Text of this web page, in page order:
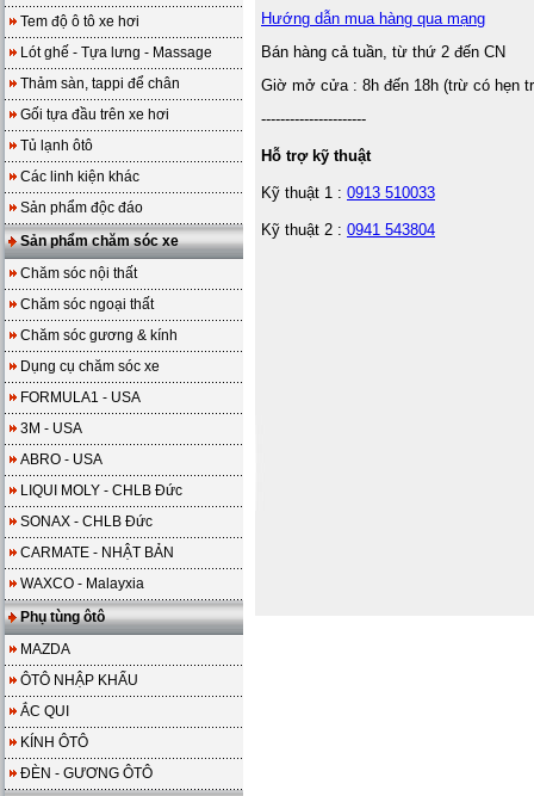
Tem độ ô tô xe hơi
Lót ghế - Tựa lưng - Massage
Thảm sàn, tappi để chân
Gối tựa đầu trên xe hơi
Tủ lạnh ôtô
Các linh kiện khác
Sản phẩm độc đáo
Sản phẩm chăm sóc xe
Chăm sóc nội thất
Chăm sóc ngoại thất
Chăm sóc gương & kính
Dụng cụ chăm sóc xe
FORMULA1 - USA
3M - USA
ABRO - USA
LIQUI MOLY - CHLB Đức
SONAX - CHLB Đức
CARMATE - NHẬT BẢN
WAXCO - Malayxia
Phụ tùng ôtô
MAZDA
ÔTÔ NHẬP KHẨU
ẮC QUI
KÍNH ÔTÔ
ĐÈN - GƯƠNG ÔTÔ
Hướng dẫn mua hàng qua mạng
Bán hàng cả tuần, từ thứ 2 đến CN
Giờ mở cửa : 8h đến 18h (trừ có hẹn
----------------------
Hỗ trợ kỹ thuật
Kỹ thuật 1 : 0913 510033
Kỹ thuật 2 : 0941 543804